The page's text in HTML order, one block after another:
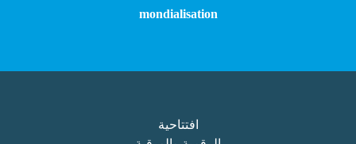
mondialisation
افتتاحية